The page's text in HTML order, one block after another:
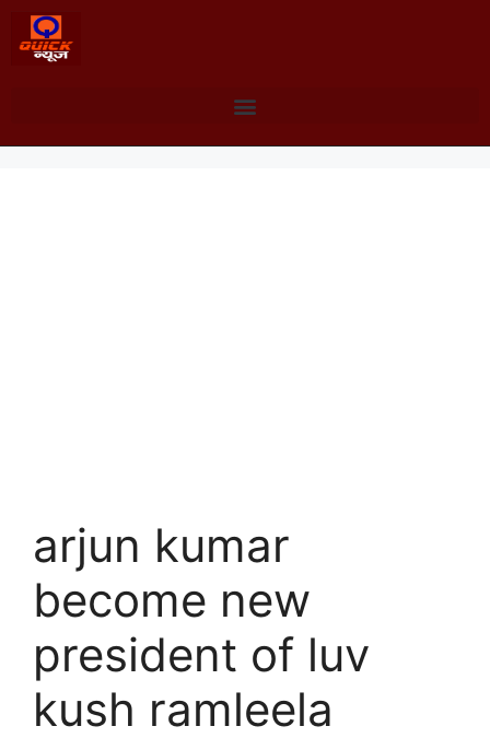
arjun kumar
become new
president of luv
kush ramleela